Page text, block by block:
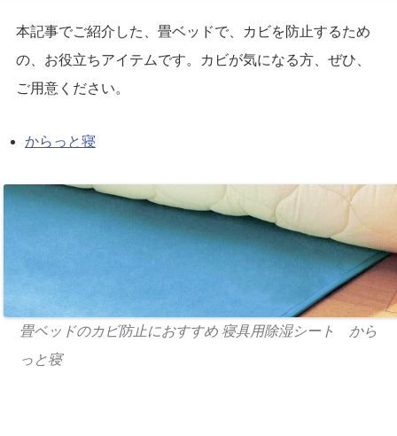
本記事でご紹介した、畳ベッドで、カビを防止するため
の、お役立ちアイテムです。カビが気になる方、ぜひ、
ご用意ください。
からっと寝
畳ベッドのカビ防止におすすめ 寝具用除湿シート から
っと寝